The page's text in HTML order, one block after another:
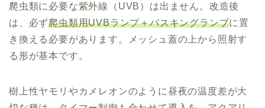
爬虫類に必要な紫外線（UVB）は出ません。改造後
は、必ず爬虫類用UVBランプ＋バスキングランプに置
き換える必要があります。メッシュ蓋の上から照射す
る形が基本です。
樹上性ヤモリやカメレオンのように昼夜の温度差が大